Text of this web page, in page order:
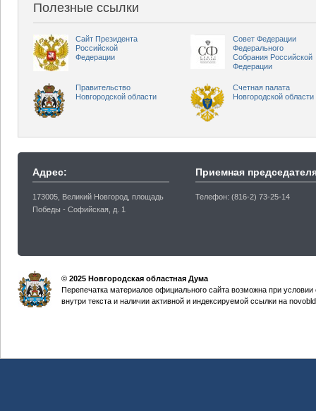
Полезные ссылки
Сайт Президента
Российской
Федерации
Совет Федерации
Федерального
Собрания Российской
Федерации
Правительство
Новгородской области
Счетная палата
Новгородской области
Адрес:
173005, Великий Новгород, площадь
Победы - Софийская, д. 1
Приемная
Телефон: (816-2) 73-25-14
© 2025 Новгородская областная Дума
Перепечатка материалов официального сайта возможна при
внутри текста и наличии активной и индексируемой ссылки на